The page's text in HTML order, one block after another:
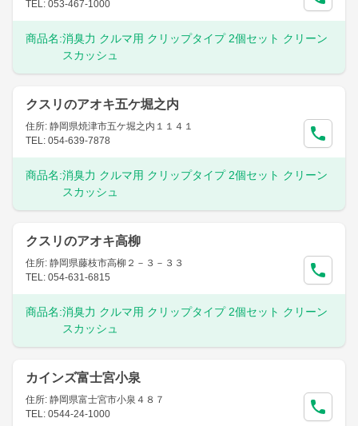
TEL: 053-467-1000
商品名:消臭力 クルマ用 クリップタイプ 2個セット クリーン
スカッシュ
クスリのアオキ五ケ堀之内
住所: 静岡県焼津市五ケ堀之内１１４１
TEL: 054-639-7878
商品名:消臭力 クルマ用 クリップタイプ 2個セット クリーン
スカッシュ
クスリのアオキ高柳
住所: 静岡県藤枝市高柳２－３－３３
TEL: 054-631-6815
商品名:消臭力 クルマ用 クリップタイプ 2個セット クリーン
スカッシュ
カインズ富士宮小泉
住所: 静岡県富士宮市小泉４８７
TEL: 0544-24-1000